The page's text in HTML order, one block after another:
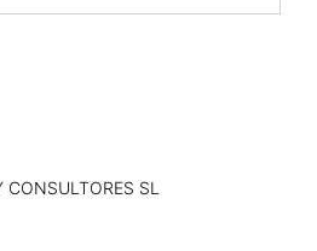
CONSULTORES SL